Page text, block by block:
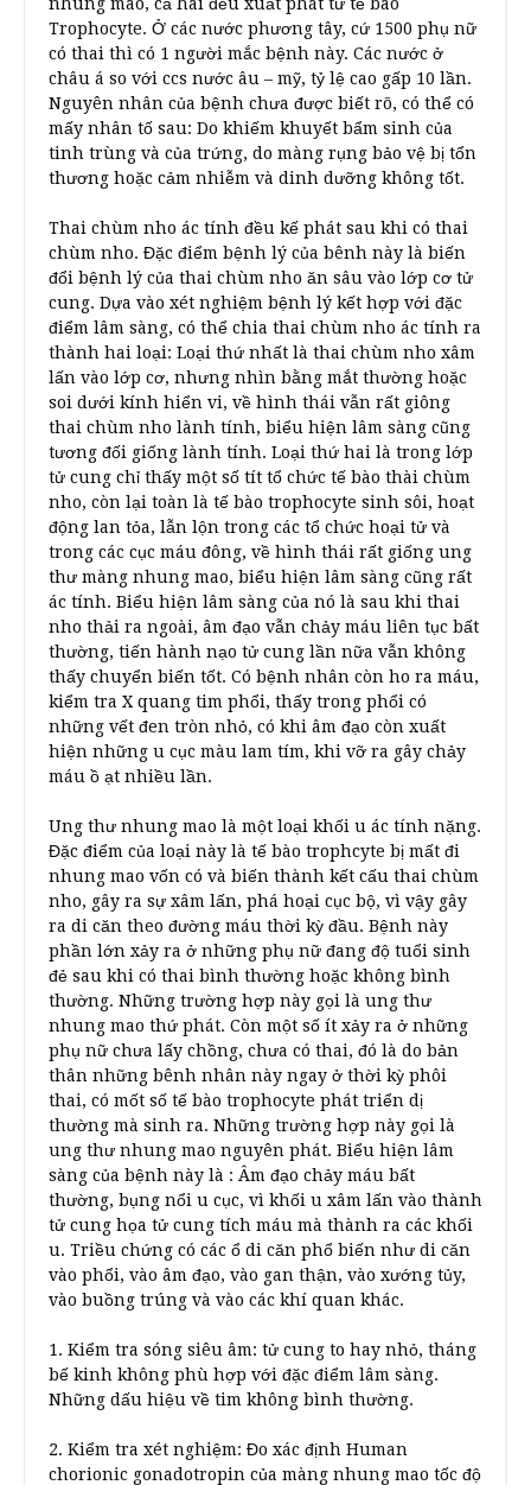
Trophocyte. Ở các nước phương tây, cứ 1500 phụ nữ
có thai thì có 1 người mắc bệnh này. Các nước ở
châu á so với ccs nước âu – mỹ, tỷ lệ cao gấp 10 lần.
Nguyên nhân của bệnh chưa được biết rõ, có thể có
mấy nhân tố sau: Do khiếm khuyết bẩm sinh của
tinh trùng và của trứng, do màng rụng bảo vệ bị tổn
thương hoặc cảm nhiễm và dinh dưỡng không tốt.
Thai chùm nho ác tính đều kế phát sau khi có thai
chùm nho. Đặc điểm bệnh lý của bênh này là biến
đổi bệnh lý của thai chùm nho ăn sâu vào lớp cơ tử
cung. Dựa vào xét nghiệm bệnh lý kết hợp với đặc
điểm lâm sàng, có thể chia thai chùm nho ác tính ra
thành hai loại: Loại thứ nhất là thai chùm nho xâm
lấn vào lớp cơ, nhưng nhìn bằng mắt thường hoặc
soi dưới kính hiển vi, về hình thái vẫn rất giông
thai chùm nho lành tính, biểu hiện lâm sàng cũng
tương đối giống lành tính. Loại thứ hai là trong lớp
tử cung chỉ thấy một số tít tổ chức tế bào thài chùm
nho, còn lại toàn là tế bào trophocyte sinh sôi, hoạt
động lan tỏa, lẫn lộn trong các tổ chức hoại tử và
trong các cục máu đông, về hình thái rất giống ung
thư màng nhung mao, biểu hiện lâm sàng cũng rất
ác tính. Biểu hiện lâm sàng của nó là sau khi thai
nho thải ra ngoài, âm đạo vẫn chảy máu liên tục bất
thường, tiến hành nạo tử cung lần nữa vẫn không
thấy chuyển biến tốt. Có bệnh nhân còn ho ra máu,
kiểm tra X quang tim phổi, thấy trong phổi có
những vết đen tròn nhỏ, có khi âm đạo còn xuất
hiện những u cục màu lam tím, khi vỡ ra gây chảy
máu ồ ạt nhiều lần.
Ung thư nhung mao là một loại khối u ác tính nặng.
Đặc điểm của loại này là tế bào trophcyte bị mất đi
nhung mao vốn có và biến thành kết cấu thai chùm
nho, gây ra sự xâm lấn, phá hoại cục bộ, vì vậy gây
ra di căn theo đường máu thời kỳ đầu. Bệnh này
phần lớn xảy ra ở những phụ nữ đang độ tuổi sinh
đẻ sau khi có thai bình thường hoặc không bình
thường. Những trường hợp này gọi là ung thư
nhung mao thứ phát. Còn một số ít xảy ra ở những
phụ nữ chưa lấy chồng, chưa có thai, đó là do bản
thân những bênh nhân này ngay ở thời kỳ phôi
thai, có mốt số tế bào trophocyte phát triển dị
thường mà sinh ra. Những trường hợp này gọi là
ung thư nhung mao nguyên phát. Biểu hiện lâm
sàng của bệnh này là : Âm đạo chảy máu bất
thường, bụng nổi u cục, vì khối u xâm lấn vào thành
tử cung họa tử cung tích máu mà thành ra các khối
u. Triều chứng có các ổ di căn phổ biến như di căn
vào phổi, vào âm đạo, vào gan thận, vào xướng tủy,
vào buồng trúng và vào các khí quan khác.
1. Kiểm tra sóng siêu âm: tử cung to hay nhỏ, tháng
bế kinh không phù hợp với đặc điểm lâm sàng.
Những dấu hiệu về tim không bình thường.
2. Kiểm tra xét nghiệm: Đo xác định Human
chorionic gonadotropin của màng nhung mao tốc độ